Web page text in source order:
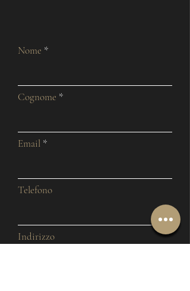
Nome
Cognome
Email
Telefono
Indirizzo